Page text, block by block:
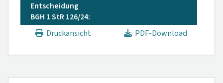
Entscheidung
BGH 1 StR 126/24:
Druckansicht
PDF-Download